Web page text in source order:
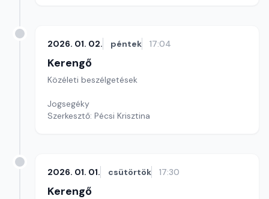
2026. 01. 02. péntek 17:04
Kerengő
Közéleti beszélgetések
Jogsegéky
Szerkesztő: Pécsi Krisztina
2026. 01. 01. csütörtök 17:30
Kerengő